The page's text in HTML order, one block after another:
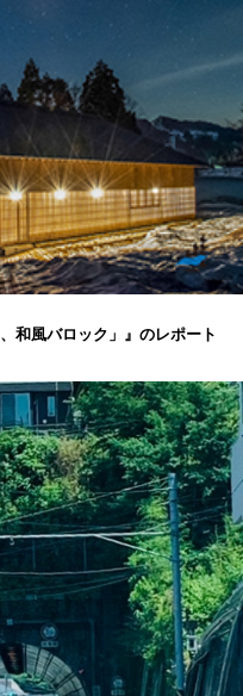
和風バロック」』のレポート